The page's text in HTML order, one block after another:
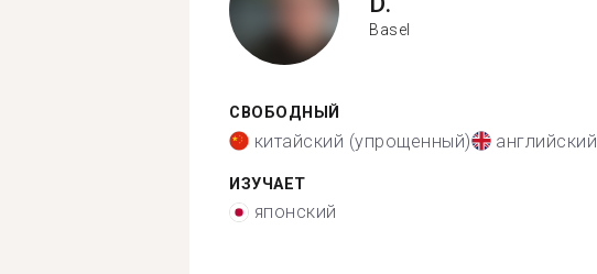
Basel
СВОБОДНЫЙ
китайский (упрощенный) английский
ИЗУЧАЕТ
японский